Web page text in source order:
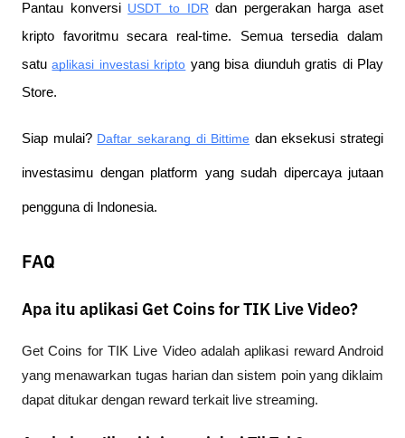
Pantau konversi USDT to IDR dan pergerakan harga aset
kripto favoritmu secara real-time. Semua tersedia dalam
satu aplikasi investasi kripto yang bisa diunduh gratis di Play
Store.
Siap mulai? Daftar sekarang di Bittime dan eksekusi strategi
investasimu dengan platform yang sudah dipercaya jutaan
pengguna di Indonesia.
FAQ
Apa itu aplikasi Get Coins for TIK Live Video?
Get Coins for TIK Live Video adalah aplikasi reward Android
yang menawarkan tugas harian dan sistem poin yang diklaim
dapat ditukar dengan reward terkait live streaming.